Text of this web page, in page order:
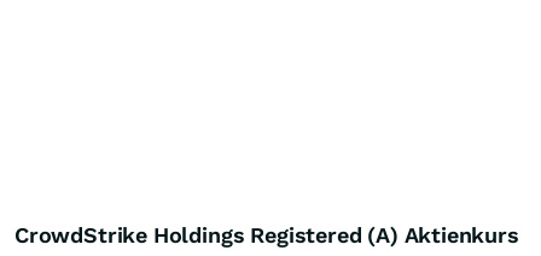
CrowdStrike Holdings Registered (A) Aktienkurs